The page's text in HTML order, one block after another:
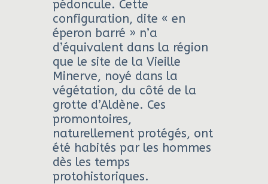
pédoncule. Cette
configuration, dite « en
éperon barré » n’a
d’équivalent dans la région
que le site de la Vieille
Minerve, noyé dans la
végétation, du côté de la
grotte d’Aldène. Ces
promontoires,
naturellement protégés, ont
été habités par les hommes
dès les temps
protohistoriques.